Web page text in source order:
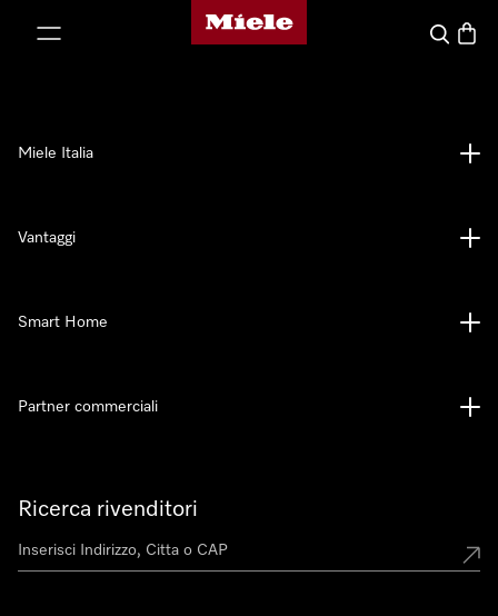
Homepage di Miele
Cerca
Ricerca rivenditori
Miele Italia
Vantaggi
Smart Home
Partner commerciali